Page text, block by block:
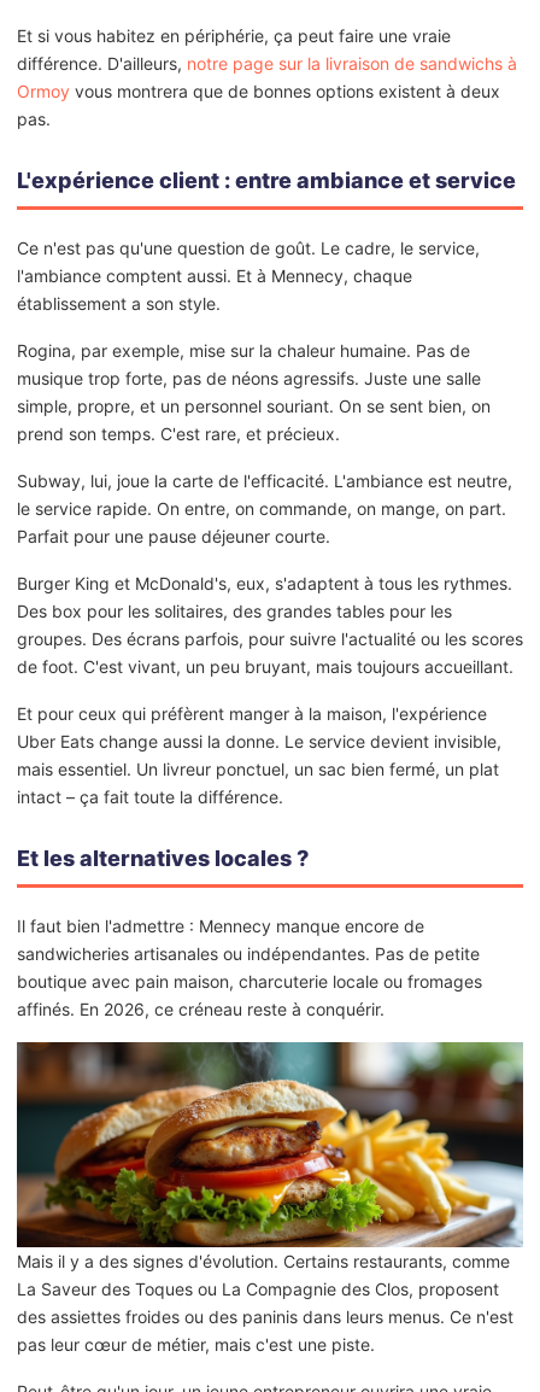
Et si vous habitez en périphérie, ça peut faire une vraie
différence. D'ailleurs, notre page sur la livraison de sandwichs à
Ormoy vous montrera que de bonnes options existent à deux
pas.
L'expérience client : entre ambiance et service
Ce n'est pas qu'une question de goût. Le cadre, le service,
l'ambiance comptent aussi. Et à Mennecy, chaque
établissement a son style.
Rogina, par exemple, mise sur la chaleur humaine. Pas de
musique trop forte, pas de néons agressifs. Juste une salle
simple, propre, et un personnel souriant. On se sent bien, on
prend son temps. C'est rare, et précieux.
Subway, lui, joue la carte de l'efficacité. L'ambiance est neutre,
le service rapide. On entre, on commande, on mange, on part.
Parfait pour une pause déjeuner courte.
Burger King et McDonald's, eux, s'adaptent à tous les rythmes.
Des box pour les solitaires, des grandes tables pour les
groupes. Des écrans parfois, pour suivre l'actualité ou les scores
de foot. C'est vivant, un peu bruyant, mais toujours accueillant.
Et pour ceux qui préfèrent manger à la maison, l'expérience
Uber Eats change aussi la donne. Le service devient invisible,
mais essentiel. Un livreur ponctuel, un sac bien fermé, un plat
intact – ça fait toute la différence.
Et les alternatives locales ?
Il faut bien l'admettre : Mennecy manque encore de
sandwicheries artisanales ou indépendantes. Pas de petite
boutique avec pain maison, charcuterie locale ou fromages
affinés. En 2026, ce créneau reste à conquérir.
Mais il y a des signes d'évolution. Certains restaurants, comme
La Saveur des Toques ou La Compagnie des Clos, proposent
des assiettes froides ou des paninis dans leurs menus. Ce n'est
pas leur cœur de métier, mais c'est une piste.